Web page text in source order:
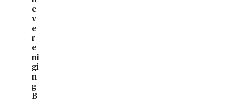
e
v
e
r
e
ni
gi
n
g
B